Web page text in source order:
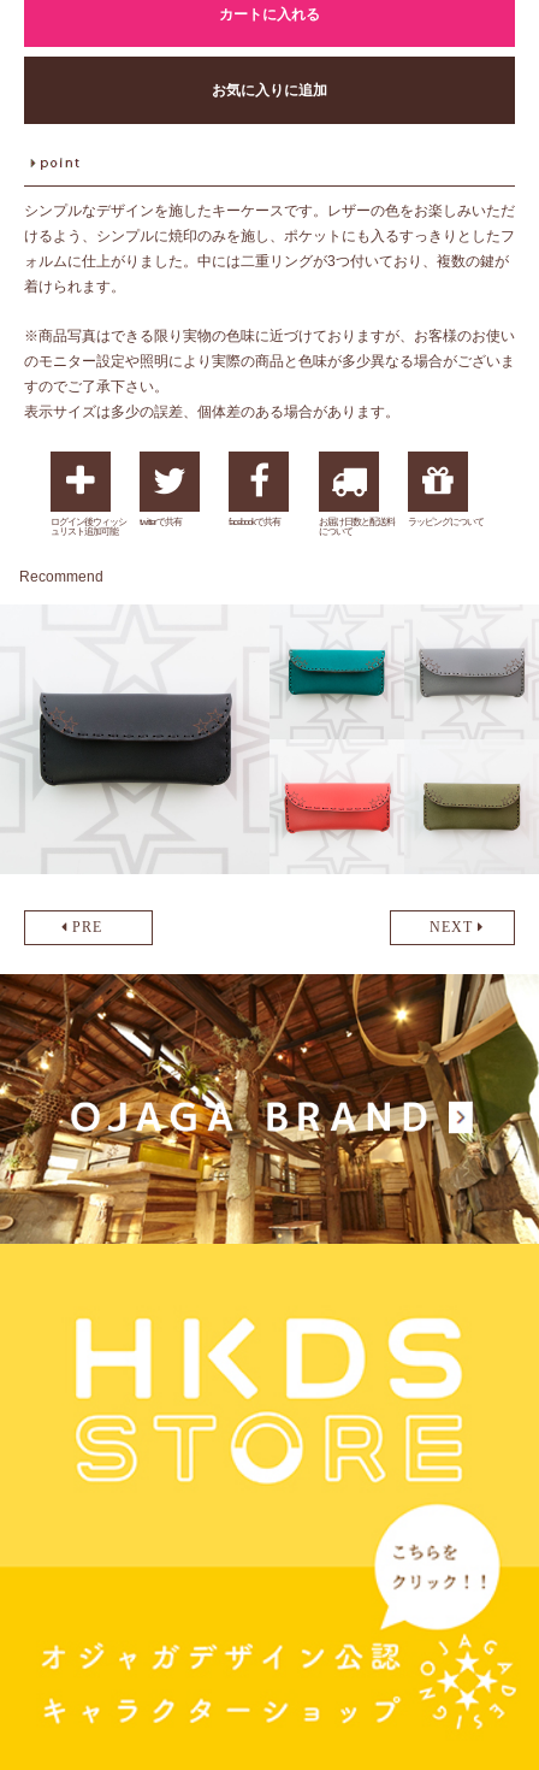
カートに入れる
お気に入りに追加
シンプルなデザインを施したキーケースです。レザーの色をお楽しみいただ
けるよう、シンプルに焼印のみを施し、ポケットにも入るすっきりとしたフ
ォルムに仕上がりました。中には二重リングが3つ付いており、複数の鍵が
着けられます。
※商品写真はできる限り実物の色味に近づけておりますが、お客様のお使い
のモニター設定や照明により実際の商品と色味が多少異なる場合がございま
すのでご了承下さい。
表示サイズは多少の誤差、個体差のある場合があります。
ログイン後ウィッシ
ュリスト追加可能
twitterで共有 facebookで共有
お届け日数と配送料
について
ラッピングについて
Recommend